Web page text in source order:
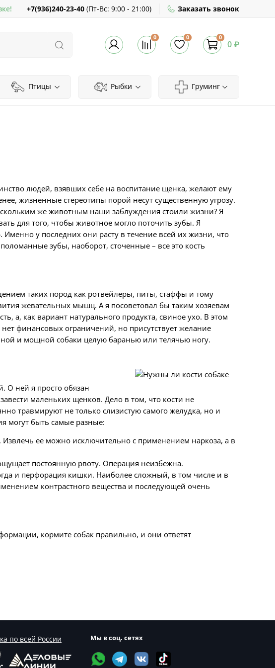
+7(936)240-23-40 (Пт-Вс: 9:00 - 21:00) Заказать звонок
0 0 0
0 ₽
Птицы Рыбки Груминг
людей, взявших себе на воспитание щенка, желают ему
жизненные стереотипы порой несут существенную угрозу.
скольким же животным наши заблуждения стоили жизни? Я
для того, чтобы животное могло поточить зубы. Я
Именно у последних они расту в течение всей их жизни, что
зубы, наоборот, сточенные – все это кость
таких пород как ротвейлеры, питы, стаффы и тому
жевательных мышц. А я посоветовал бы таким хозяевам
а, как вариант натурального продукта, свиное ухо. В этом
финансовых ограничений, но присутствует желание
и мощной собаки целую баранью или телячью ногу.
О ней я просто обязан
маленьких щенков. Дело в том, что кости не
травмируют не только слизистую самого желудка, но и
могут быть самые разные:
Извлечь ее можно исключительно с применением наркоза, а в
постоянную рвоту. Операция неизбежна.
и перфорация кишки. Наиболее сложный, в том числе и в
контрастного вещества и последующей очень
кормите собак правильно, и они ответят
по всей России Мы в соц. сетях